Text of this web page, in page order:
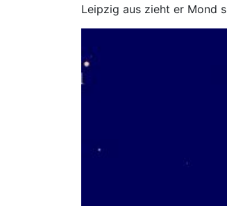
Leipzig aus zieht er Mond